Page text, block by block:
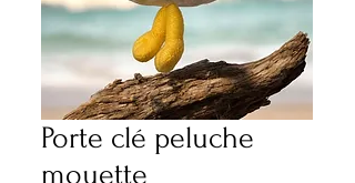
Porte clé peluche
mouette